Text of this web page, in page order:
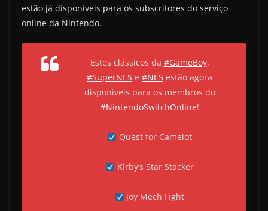
estão já disponíveis para os subscritores do serviço
online da Nintendo.
Estes clássicos da #GameBoy,
#SuperNES e #NES estão agora
disponíveis para os membros do
#NintendoSwitchOnline!
Quest for Camelot
Kirby’s Star Stacker
Joy Mech Fight